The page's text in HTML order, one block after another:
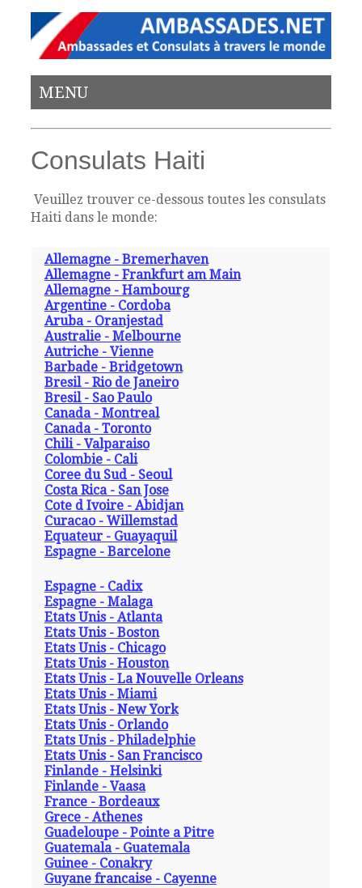
MENU
Consulats Haiti
Veuillez trouver ce-dessous toutes les consulats
Haiti dans le monde:
Allemagne - Bremerhaven
Allemagne - Frankfurt am Main
Allemagne - Hambourg
Argentine - Cordoba
Aruba - Oranjestad
Australie - Melbourne
Autriche - Vienne
Barbade - Bridgetown
Bresil - Rio de Janeiro
Bresil - Sao Paulo
Canada - Montreal
Canada - Toronto
Chili - Valparaiso
Colombie - Cali
Coree du Sud - Seoul
Costa Rica - San Jose
Cote d Ivoire - Abidjan
Curacao - Willemstad
Equateur - Guayaquil
Espagne - Barcelone
Espagne - Cadix
Espagne - Malaga
Etats Unis - Atlanta
Etats Unis - Boston
Etats Unis - Chicago
Etats Unis - Houston
Etats Unis - La Nouvelle Orleans
Etats Unis - Miami
Etats Unis - New York
Etats Unis - Orlando
Etats Unis - Philadelphie
Etats Unis - San Francisco
Finlande - Helsinki
Finlande - Vaasa
France - Bordeaux
Grece - Athenes
Guadeloupe - Pointe a Pitre
Guatemala - Guatemala
Guinee - Conakry
Guyane francaise - Cayenne